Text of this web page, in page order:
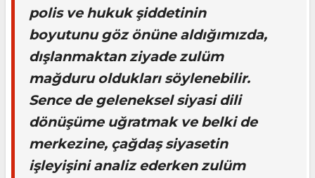
polis ve hukuk şiddetinin
boyutunu göz önüne aldığımızda,
dışlanmaktan ziyade zulüm
mağduru oldukları söylenebilir.
Sence de geleneksel siyasi dili
dönüşüme uğratmak ve belki de
merkezine, çağdaş siyasetin
işleyişini analiz ederken zulüm